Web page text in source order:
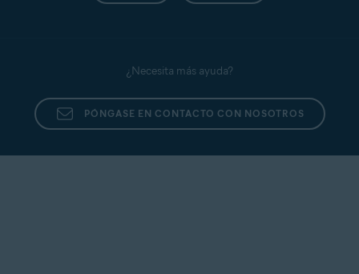
¿Necesita más ayuda?
PÓNGASE EN CONTACTO CON NOSOTROS